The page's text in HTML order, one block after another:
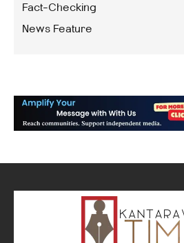
Fact-Checking
News Feature